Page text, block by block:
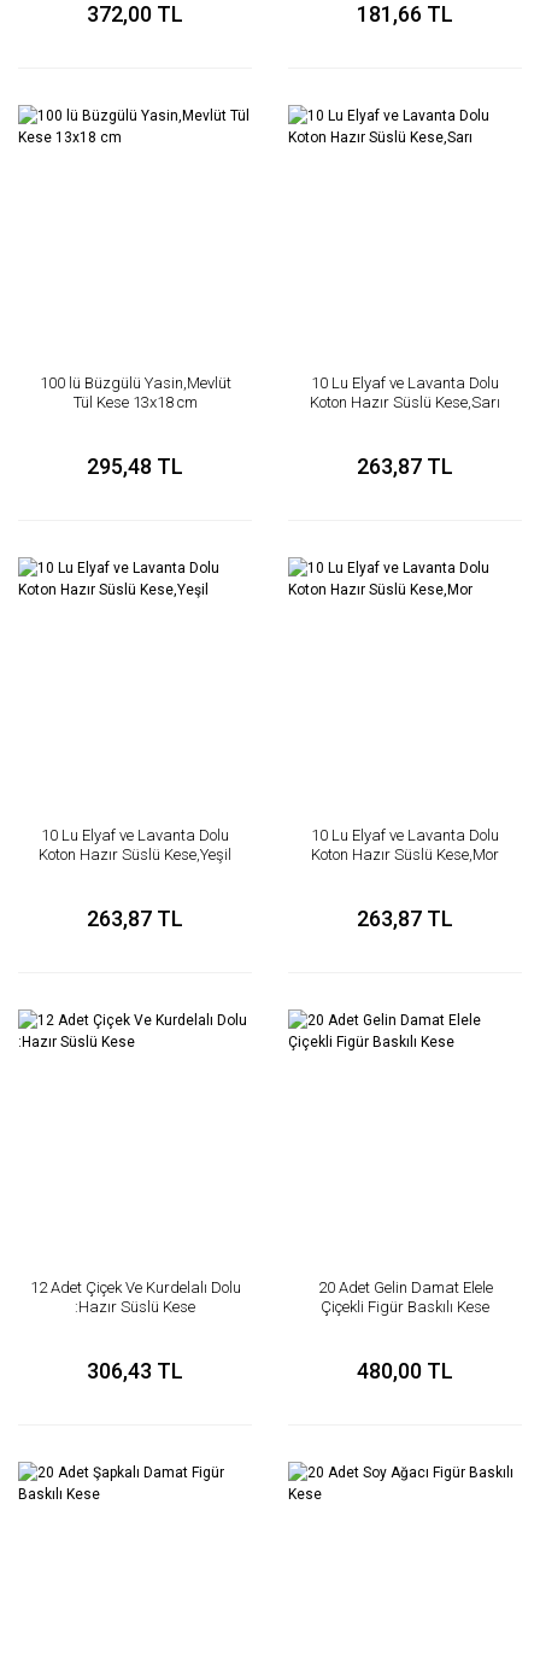
372,00 TL 181,66 TL
100 lü Büzgülü Yasin,Mevlüt
Tül Kese 13x18 cm
295,48 TL
10 Lu Elyaf ve Lavanta Dolu
Koton Hazır Süslü Kese,Sarı
263,87 TL
10 Lu Elyaf ve Lavanta Dolu
Koton Hazır Süslü Kese,Yeşil
263,87 TL
10 Lu Elyaf ve Lavanta Dolu
Koton Hazır Süslü Kese,Mor
263,87 TL
12 Adet Çiçek Ve Kurdelalı Dolu
:Hazır Süslü Kese
306,43 TL
20 Adet Gelin Damat Elele
Çiçekli Figür Baskılı Kese
480,00 TL